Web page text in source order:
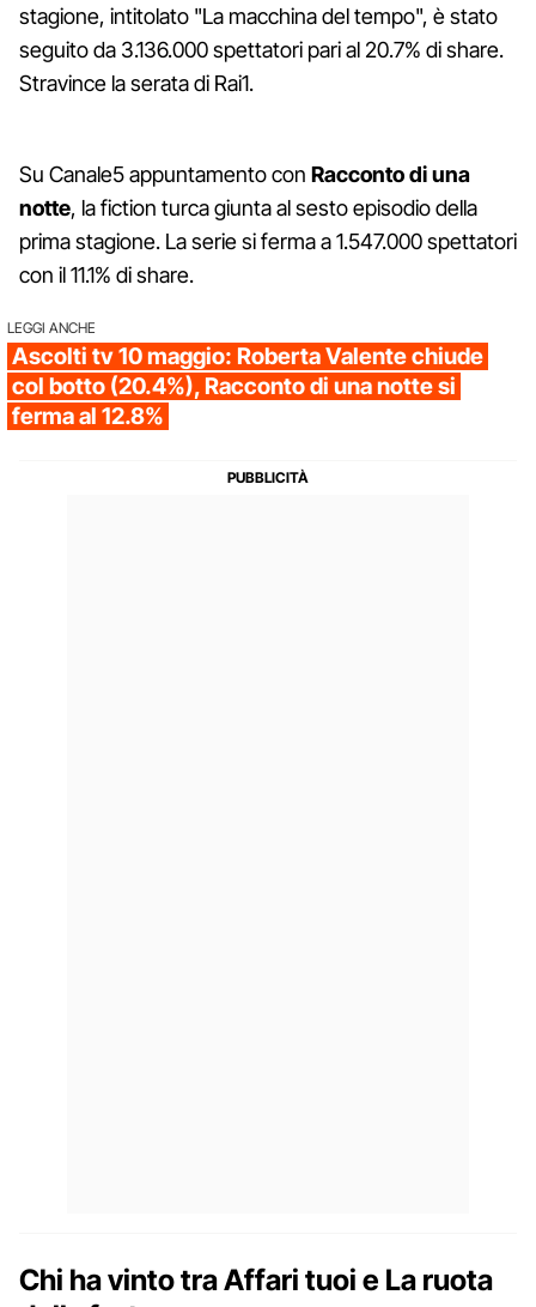
stagione, intitolato "La macchina del tempo", è stato
seguito da 3.136.000 spettatori pari al 20.7% di share.
Stravince la serata di Rai1.
Su Canale5 appuntamento con Racconto di una
notte, la fiction turca giunta al sesto episodio della
prima stagione. La serie si ferma a 1.547.000 spettatori
con il 11.1% di share.
LEGGI ANCHE
Ascolti tv 10 maggio: Roberta Valente chiude
col botto (20.4%), Racconto di una notte si
ferma al 12.8%
Chi ha vinto tra Affari tuoi e La ruota